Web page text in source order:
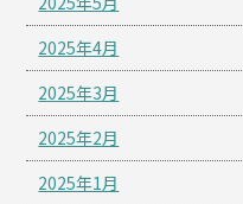
2025年4月
2025年3月
2025年2月
2025年1月